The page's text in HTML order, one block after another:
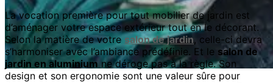
La vocation première pour tout mobilier de jardin est
d’aménager votre espace extérieur tout en le décorant.
Selon la matière de votre salon de jardin, celle-ci devra
s’harmoniser avec l’ambiance prédéfinie. Et le salon de
jardin en aluminium ne déroge pas à la règle. Son
design et son ergonomie sont une valeur sûre pour